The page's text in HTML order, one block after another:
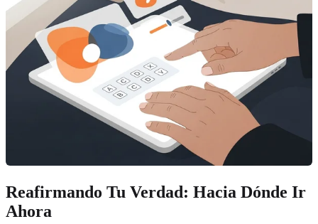
Reafirmando Tu Verdad: Hacia Dónde Ir
Ahora